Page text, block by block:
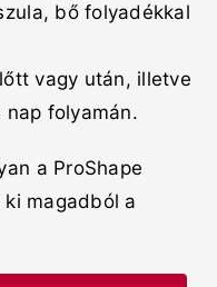
bő folyadékkal
vagy után, illetve
folyamán.
a ProShape
magadból a